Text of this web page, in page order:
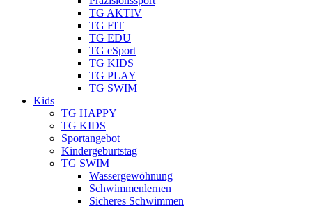
TG AKTIV
TG FIT
TG EDU
TG eSport
TG KIDS
TG PLAY
TG SWIM
Kids
TG HAPPY
TG KIDS
Sportangebot
Kindergeburtstag
TG SWIM
Wassergewöhnung
Schwimmenlernen
Sicheres Schwimmen